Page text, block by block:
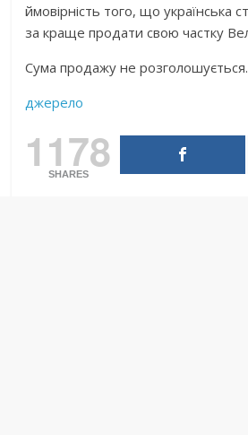
ймовірність того, що українська
за краще продати свою частку
Сума продажу не розголошується.
джерело
1178
SHARES